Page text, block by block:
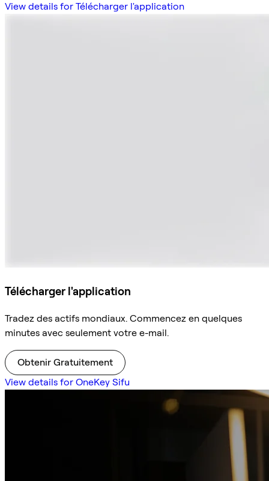
View details for Télécharger l'application
Télécharger l'application
Tradez des actifs mondiaux. Commencez en quelques
minutes avec seulement votre e-mail.
Obtenir Gratuitement
View details for OneKey Sifu